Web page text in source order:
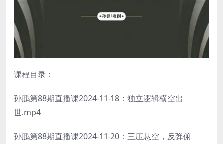
课程目录：
孙鹏第88期直播课2024-11-18：独立逻辑横空出
世.mp4
孙鹏第88期直播课2024-11-20：三压悬空，反弹俯